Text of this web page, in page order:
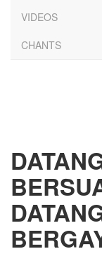
VIDEOS
CHANTS